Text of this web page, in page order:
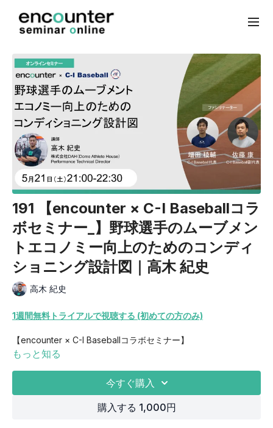
191 【encounter × C-I Baseballコラ
ボセミナー_】野球選手のムーブメン
トエコノミー向上のためのコンディ
ショニング設計図｜高木 紀史
高木 紀史
1週間無料トライアルで視聴する (初めての方のみ)
【encounter × C-I Baseballコラボセミナー】
人間の動きは力学現象に他ならない。
もっと知る
今すぐ購入
購入する 1,000円